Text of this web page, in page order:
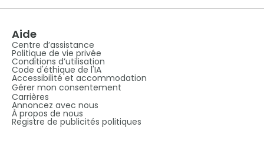
Aide
Centre d’assistance
Politique de vie privée
Conditions d’utilisation
Code d'éthique de l'IA
Accessibilité et accommodation
Gérer mon consentement
Carrières
Annoncez avec nous
À propos de nous
Registre de publicités politiques